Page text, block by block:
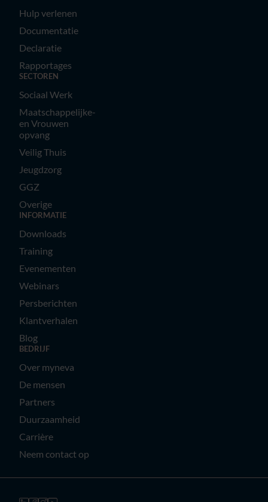
Hulp verlenen
Documentatie
Declaratie
Rapportages
SECTOREN
Sociaal Werk
Maatschappelijke-
en Vrouwen
opvang
Veilig Thuis
Jeugdzorg
GGZ
Overige
INFORMATIE
Downloads
Training
Evenementen
Webinars
Persberichten
Klantverhalen
Blog
BEDRIJF
Over myneva
De mensen
Partners
Duurzaamheid
Carrière
Neem contact op